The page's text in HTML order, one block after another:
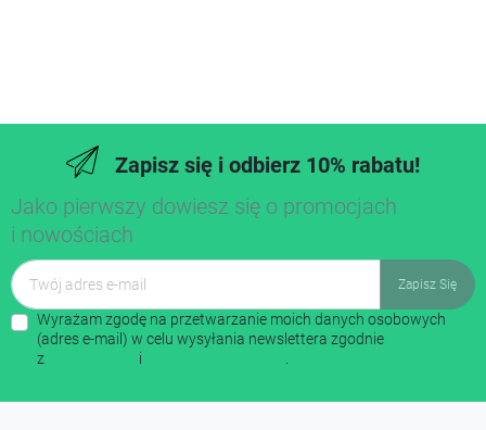
Zapisz się i odbierz 10% rabatu!
Jako pierwszy dowiesz się o promocjach
i nowościach
Wyrażam zgodę na przetwarzanie moich danych osobowych
(adres e-mail) w celu wysyłania newslettera zgodnie
z
i